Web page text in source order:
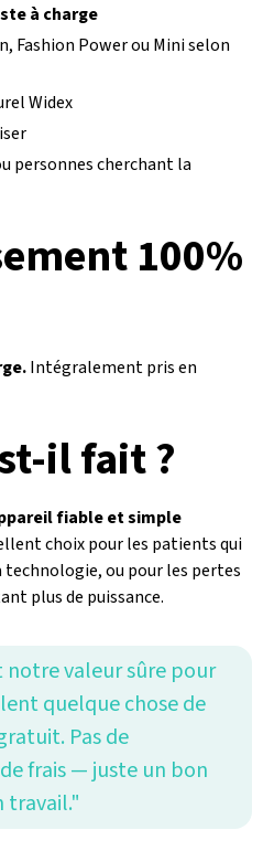
à charge
Fashion Power ou Mini selon
Widex
personnes cherchant la
100%
Intégralement pris en
il fait ?
fiable et simple
choix pour les patients qui
ou pour les pertes
plus de puissance.
notre valeur sûre pour
quelque chose de
Pas de
frais — juste un bon
travail."